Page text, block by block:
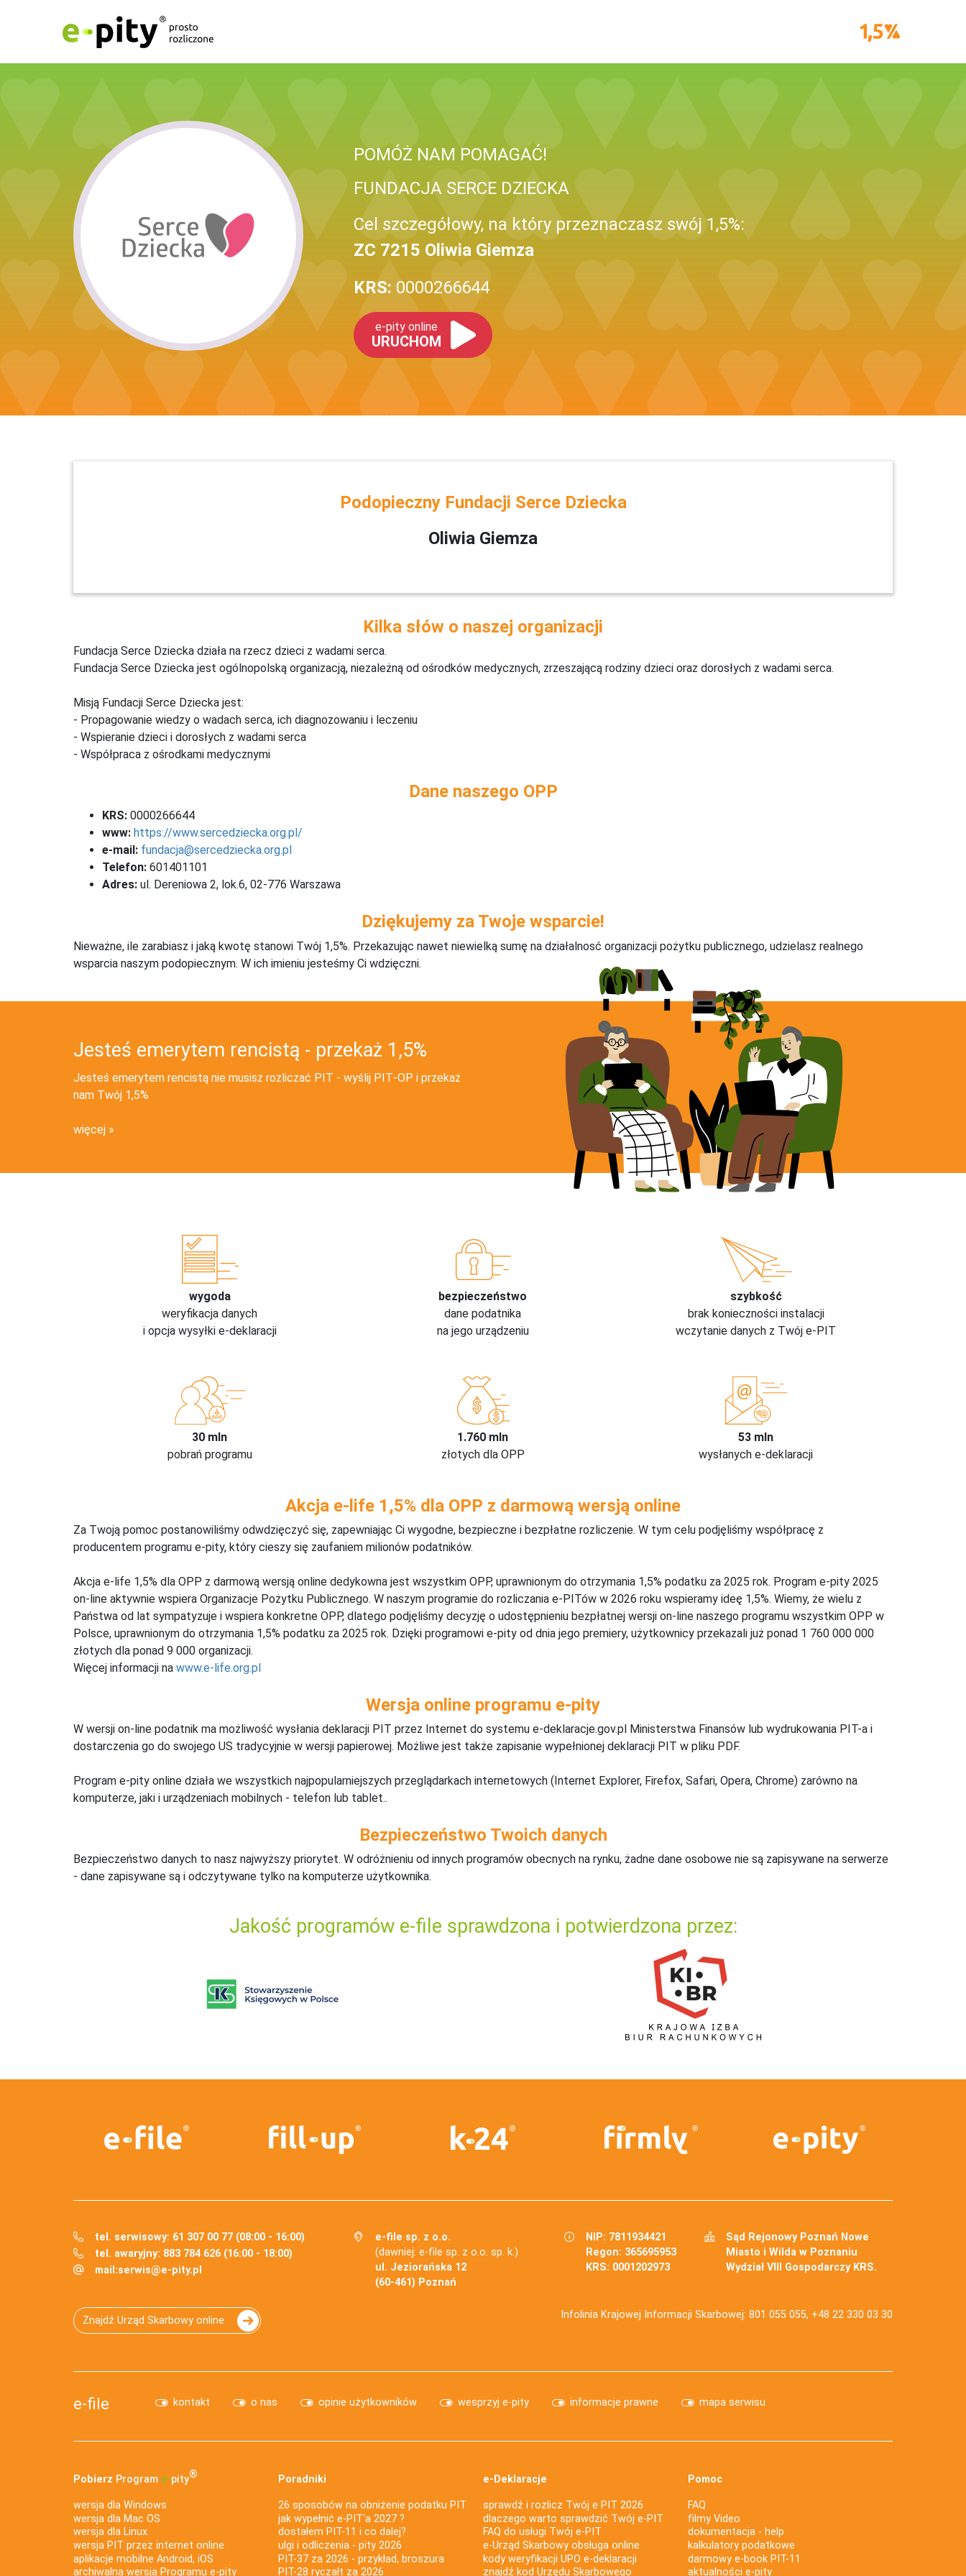
POMÓŻ NAM POMAGAĆ!
FUNDACJA SERCE DZIECKA
Cel szczegółowy, na który przeznaczasz swój 1,5%:
ZC 7215 Oliwia Giemza
KRS: 0000266644
e-pity online
URUCHOM
Podopieczny Fundacji Serce Dziecka
Oliwia Giemza
Kilka słów o naszej organizacji
Fundacja Serce Dziecka działa na rzecz dzieci z wadami serca.
Fundacja Serce Dziecka jest ogólnopolską organizacją, niezależną od ośrodków medycznych, zrzeszającą rodziny dzieci oraz dorosłych z wadami serca.
Misją Fundacji Serce Dziecka jest:
- Propagowanie wiedzy o wadach serca, ich diagnozowaniu i leczeniu
- Wspieranie dzieci i dorosłych z wadami serca
- Współpraca z ośrodkami medycznymi
Dane naszego OPP
KRS: 0000266644
www: https://www.sercedziecka.org.pl/
e-mail: fundacja@sercedziecka.org.pl
Telefon: 601401101
Adres: ul. Dereniowa 2, lok.6, 02-776 Warszawa
Dziękujemy za Twoje wsparcie!
Nieważne, ile zarabiasz i jaką kwotę stanowi Twój 1,5%. Przekazując nawet niewielką sumę na działalnosć organizacji pożytku publicznego, udzielasz realnego
wsparcia naszym podopiecznym. W ich imieniu jesteśmy Ci wdzięczni.
Jesteś emerytem rencistą - przekaż 1,5%
Jesteś emerytem rencistą nie musisz rozliczać PIT - wyślij PIT‑OP i przekaż
nam Twój 1,5%
więcej
wygoda
weryfikacja danych
i opcja wysyłki e-deklaracji
bezpieczeństwo
dane podatnika
na jego urządzeniu
szybkość
brak konieczności instalacji
wczytanie danych z Twój e-PIT
30 mln
pobrań programu
1.760 mln
złotych dla OPP
53 mln
wysłanych e-deklaracji
Akcja e-life 1,5% dla OPP z darmową wersją online
Za Twoją pomoc postanowiliśmy odwdzięczyć się, zapewniając Ci wygodne, bezpieczne i bezpłatne rozliczenie. W tym celu podjęliśmy współpracę z
producentem programu e-pity, który cieszy się zaufaniem milionów podatników.
Akcja e-life 1,5% dla OPP z darmową wersją online dedykowna jest wszystkim OPP, uprawnionym do otrzymania 1,5% podatku za 2025 rok. Program e-pity 2025
on-line aktywnie wspiera Organizacje Pożytku Publicznego. W naszym programie do rozliczania e-PITów w 2026 roku wspieramy ideę 1,5%. Wiemy, że wielu z
Państwa od lat sympatyzuje i wspiera konkretne OPP, dlatego podjęliśmy decyzję o udostępnieniu bezpłatnej wersji on-line naszego programu wszystkim OPP w
Polsce, uprawnionym do otrzymania 1,5% podatku za 2025 rok. Dzięki programowi e-pity od dnia jego premiery, użytkownicy przekazali już ponad 1 760 000 000
złotych dla ponad 9 000 organizacji.
Więcej informacji na www.e-life.org.pl
Wersja online programu e-pity
W wersji on-line podatnik ma możliwość wysłania deklaracji PIT przez Internet do systemu e-deklaracje.gov.pl Ministerstwa Finansów lub wydrukowania PIT-a i
dostarczenia go do swojego US tradycyjnie w wersji papierowej. Możliwe jest także zapisanie wypełnionej deklaracji PIT w pliku PDF.
Program e-pity online działa we wszystkich najpopularniejszych przeglądarkach internetowych (Internet Explorer, Firefox, Safari, Opera, Chrome) zarówno na
komputerze, jaki i urządzeniach mobilnych - telefon lub tablet..
Bezpieczeństwo Twoich danych
Bezpieczeństwo danych to nasz najwyższy priorytet. W odróżnieniu od innych programów obecnych na rynku, żadne dane osobowe nie są zapisywane na serwerze
- dane zapisywane są i odczytywane tylko na komputerze użytkownika.
Jakość programów e-file sprawdzona i potwierdzona przez:
tel. serwisowy: 61 307 00 77 (08:00 - 16:00)
tel. awaryjny: 883 784 626 (16:00 - 18:00)
mail:serwis@e-pity.pl
e-file sp. z o.o.
(dawniej: e-file sp. z o.o. sp. k.)
ul. Jeziorańska 12
(60-461) Poznań
NIP: 7811934421
Regon: 365695953
KRS: 0001202973
Sąd Rejonowy Poznań Nowe
Miasto i Wilda w Poznaniu
Wydział VIII Gospodarczy KRS.
Znajdź Urząd Skarbowy online Infolinia Krajowej Informacji Skarbowej: 801 055 055, +48 22 330 03 30
e-file kontakt o nas opinie użytkowników wesprzyj e-pity informacje prawne mapa serwisu
Pobierz Program e‑pity®
wersja dla Windows
wersja dla Mac OS
wersja dla Linux
wersja PIT przez internet online
aplikacje mobilne Android, iOS
archiwalna wersja Programu e-pity
Poradniki
26 sposobów na obniżenie podatku PIT
jak wypełnić e-PIT'a 2027 ?
dostałem PIT-11 i co dalej?
ulgi i odliczenia - pity 2026
PIT-37 za 2026 - przykład, broszura
PIT-28 ryczałt za 2026
e-Deklaracje
sprawdź i rozlicz Twój e PIT 2026
dlaczego warto sprawdzić Twój e-PIT
FAQ do usługi Twój e-PIT
e-Urząd Skarbowy obsługa online
kody weryfikacji UPO e-deklaracji
znajdź kod Urzędu Skarbowego
Pomoc
FAQ
filmy Video
dokumentacja - help
kalkulatory podatkowe
darmowy e-book PIT-11
aktualności e-pity